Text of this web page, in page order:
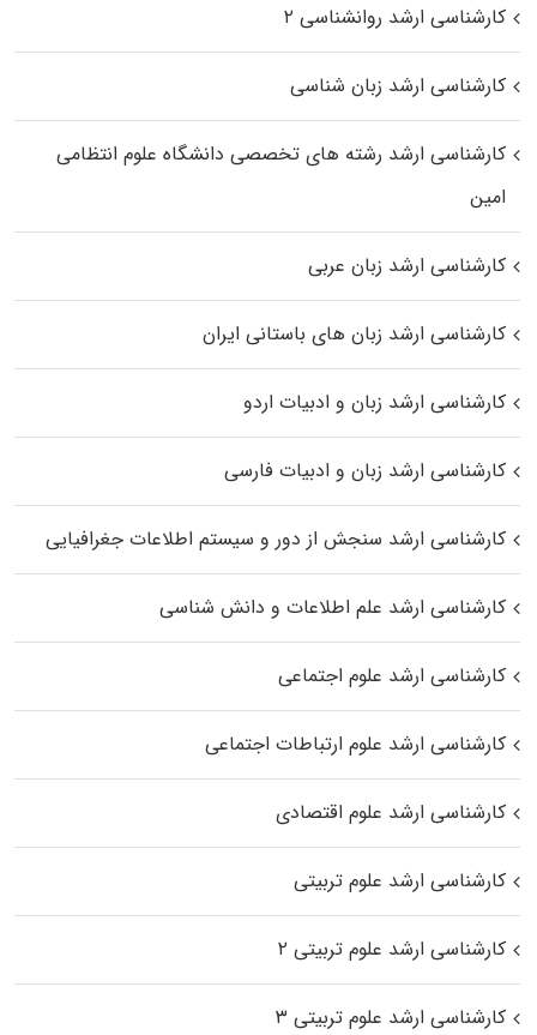
کارشناسی ارشد روانشناسی ۲
کارشناسی ارشد زبان شناسی
کارشناسی ارشد رﺷﺘﻪ ﻫﺎی تخصصی داﻧﺸﮕﺎه ﻋﻠﻮم انتظامی
اﻣﻴﻦ
کارشناسی ارشد زبان عربی
کارشناسی ارشد زبان‌ های باستانی ایران
کارشناسی ارشد زبان و ادبیات اردو
کارشناسی ارشد زبان و ادبیات فارسی
کارشناسی ارشد سنجش از دور و سیستم اطلاعات جغرافیایی
کارشناسی ارشد علم اطلاعات و دانش شناسی
کارشناسی ارشد علوم اجتماعی
کارشناسی ارشد علوم ارتباطات اجتماعی
کارشناسی ارشد علوم اقتصادی
کارشناسی ارشد علوم تربیتی
کارشناسی ارشد علوم تربیتی ۲
کارشناسی ارشد علوم تربیتی ۳